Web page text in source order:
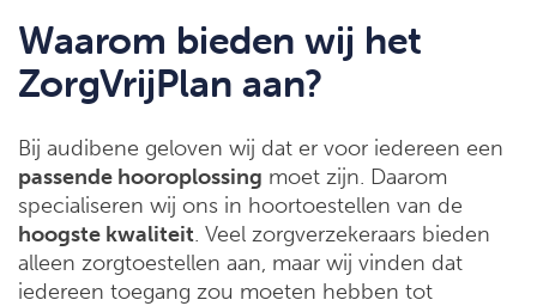
Waarom bieden wij het
ZorgVrijPlan aan?
Bij audibene geloven wij dat er voor iedereen een
passende hooroplossing moet zijn. Daarom
specialiseren wij ons in hoortoestellen van de
hoogste kwaliteit. Veel zorgverzekeraars bieden
alleen zorgtoestellen aan, maar wij vinden dat
iedereen toegang zou moeten hebben tot